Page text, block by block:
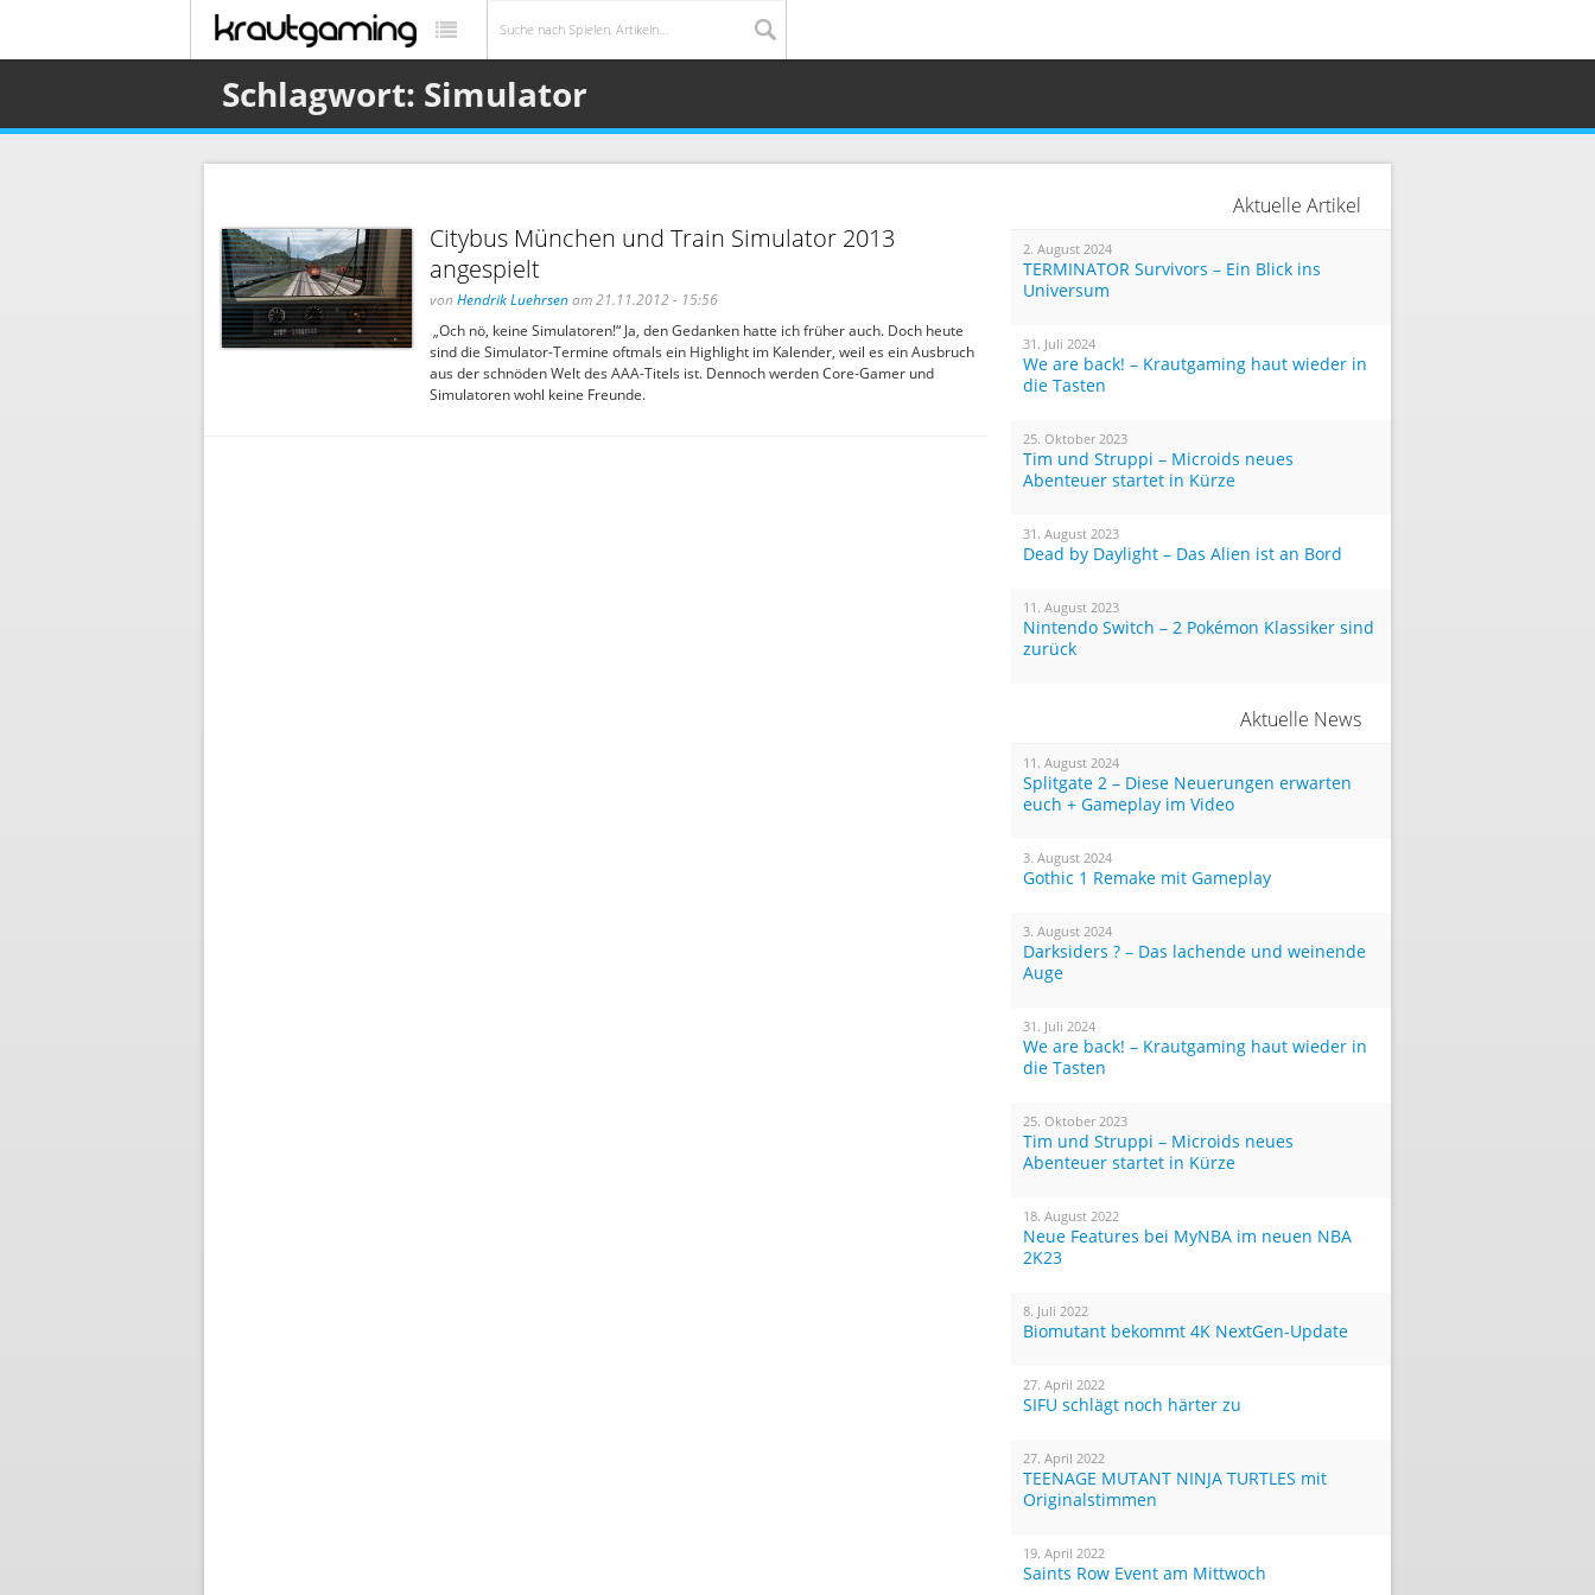
Schlagwort: Simulator
Citybus München und Train Simulator 2013
angespielt
von Hendrik Luehrsenam 21.11.2012 - 15:56
„Och nö, keine Simulatoren!“ Ja, den Gedanken hatte ich früher auch. Doch heute
sind die Simulator-Termine oftmals ein Highlight im Kalender, weil es ein Ausbruch
aus der schnöden Welt des AAA-Titels ist. Dennoch werden Core-Gamer und
Simulatoren wohl keine Freunde.
Aktuelle Artikel
2. August 2024
TERMINATOR Survivors – Ein Blick ins
Universum
31. Juli 2024
We are back! – Krautgaming haut wieder in
die Tasten
25. Oktober 2023
Tim und Struppi – Microids neues
Abenteuer startet in Kürze
31. August 2023
Dead by Daylight – Das Alien ist an Bord
11. August 2023
Nintendo Switch – 2 Pokémon Klassiker sind
zurück
Aktuelle News
11. August 2024
Splitgate 2 – Diese Neuerungen erwarten
euch + Gameplay im Video
3. August 2024
Gothic 1 Remake mit Gameplay
3. August 2024
Darksiders ? – Das lachende und weinende
Auge
31. Juli 2024
We are back! – Krautgaming haut wieder in
die Tasten
25. Oktober 2023
Tim und Struppi – Microids neues
Abenteuer startet in Kürze
18. August 2022
Neue Features bei MyNBA im neuen NBA
2K23
8. Juli 2022
Biomutant bekommt 4K NextGen-Update
27. April 2022
SIFU schlägt noch härter zu
27. April 2022
TEENAGE MUTANT NINJA TURTLES mit
Originalstimmen
19. April 2022
Saints Row Event am Mittwoch